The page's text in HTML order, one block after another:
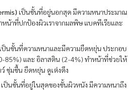
เป็นชั้นที่อยู่นอกสุด มีความหนาประมาณ
หน้าที่ปกป้องผิวเราจากมลพิษ แบคทีเรียและ
เป็นชั้นที่ความหนาและมีความยืดหยุ่น ประกอบ
85%) และ อิลาสติน (2-4%) ทำหน้าที่ช่วยให้
ชุ่มชื้น ยืดหยุ่น ดูเต่งตึง
เป็นชั้นที่อยู่ในสุดของชั้นผิวหนัง มีความหนาถึง